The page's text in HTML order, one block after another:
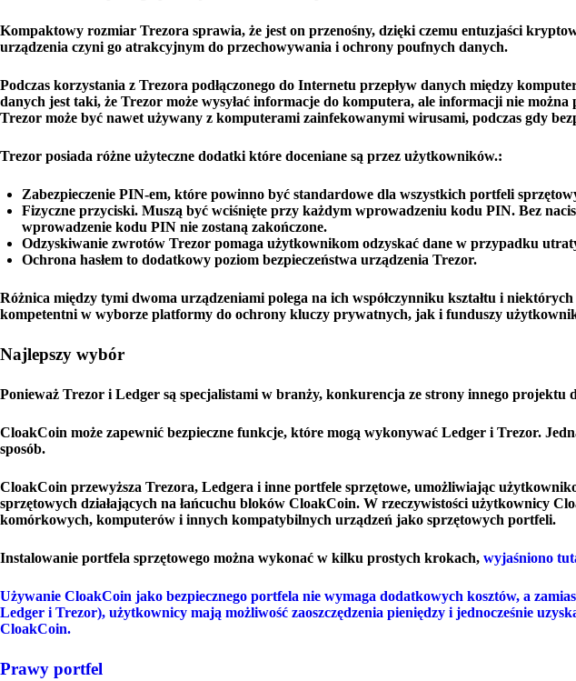
Kompaktowy rozmiar Trezora sprawia, że ​​jest on przenośny, dzięki czemu entuzjaści
urządzenia czyni go atrakcyjnym do przechowywania i ochrony poufnych danych.
Podczas korzystania z Trezora podłączonego do Internetu przepływ danych między
danych jest taki, że Trezor może wysyłać informacje do komputera, ale informacji nie można
Trezor może być nawet używany z komputerami zainfekowanymi wirusami, podczas gdy
Trezor posiada różne użyteczne dodatki które doceniane są przez użytkowników.:
Zabezpieczenie PIN-em, które powinno być standardowe dla wszystkich portfeli
Fizyczne przyciski. Muszą być wciśnięte przy każdym wprowadzeniu kodu PIN. Bez
wprowadzenie kodu PIN nie zostaną zakończone.
Odzyskiwanie zwrotów Trezor pomaga użytkownikom odzyskać dane w przypadku
Ochrona hasłem to dodatkowy poziom bezpieczeństwa urządzenia Trezor.
Różnica między tymi dwoma urządzeniami polega na ich współczynniku kształtu i
kompetentni w wyborze platformy do ochrony kluczy prywatnych, jak i funduszy
Najlepszy wybór
Ponieważ Trezor i Ledger są specjalistami w branży, konkurencja ze strony innego
CloakCoin może zapewnić bezpieczne funkcje, które mogą wykonywać Ledger i Trezor.
sposób.
CloakCoin przewyższa Trezora, Ledgera i inne portfele sprzętowe, umożliwiając
sprzętowych działających na łańcuchu bloków CloakCoin. W rzeczywistości użytkownicy
komórkowych, komputerów i innych kompatybilnych urządzeń jako sprzętowych portfeli.
Instalowanie portfela sprzętowego można wykonać w kilku prostych krokach, wyjaśniono
Używanie CloakCoin jako bezpiecznego portfela nie wymaga dodatkowych kosztów, a
Ledger i Trezor), użytkownicy mają możliwość zaoszczędzenia pieniędzy i jednocześnie
CloakCoin.
Prawy portfel